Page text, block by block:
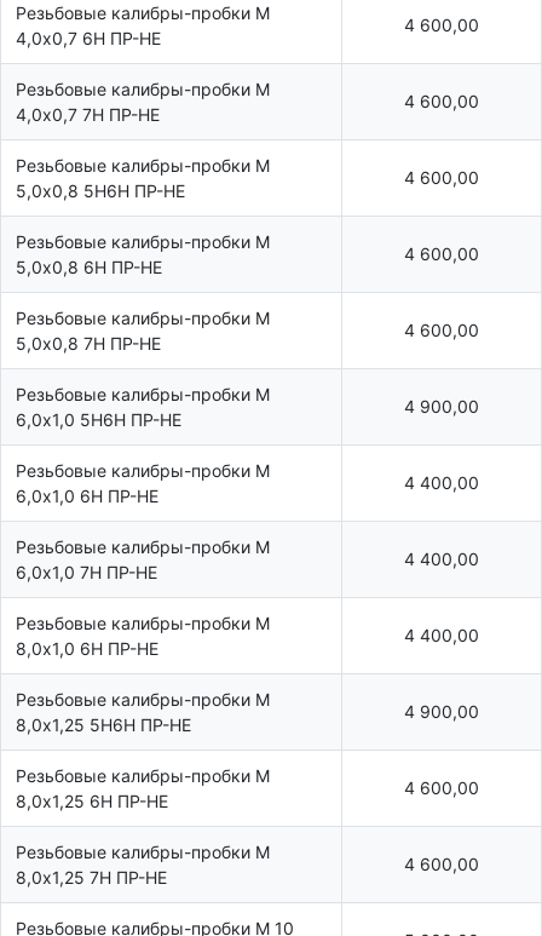
Резьбовые калибры-пробки М
4,0х0,7 6Н ПР-НЕ
4 600,00
Резьбовые калибры-пробки М
4,0х0,7 7Н ПР-НЕ
4 600,00
Резьбовые калибры-пробки М
5,0х0,8 5Н6Н ПР-НЕ
4 600,00
Резьбовые калибры-пробки М
5,0х0,8 6Н ПР-НЕ
4 600,00
Резьбовые калибры-пробки М
5,0х0,8 7Н ПР-НЕ
4 600,00
Резьбовые калибры-пробки М
6,0х1,0 5Н6Н ПР-НЕ
4 900,00
Резьбовые калибры-пробки М
6,0х1,0 6Н ПР-НЕ
4 400,00
Резьбовые калибры-пробки М
6,0х1,0 7Н ПР-НЕ
4 400,00
Резьбовые калибры-пробки М
8,0х1,0 6Н ПР-НЕ
4 400,00
Резьбовые калибры-пробки М
8,0х1,25 5Н6Н ПР-НЕ
4 900,00
Резьбовые калибры-пробки М
8,0х1,25 6Н ПР-НЕ
4 600,00
Резьбовые калибры-пробки М
8,0х1,25 7Н ПР-НЕ
4 600,00
Резьбовые калибры-пробки М 10